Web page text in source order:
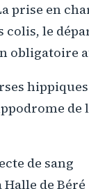
prise en
colis, le
hippiques
de
de sang
de Béré